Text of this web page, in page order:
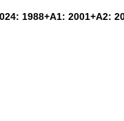
1988+A1: 2001+A2: